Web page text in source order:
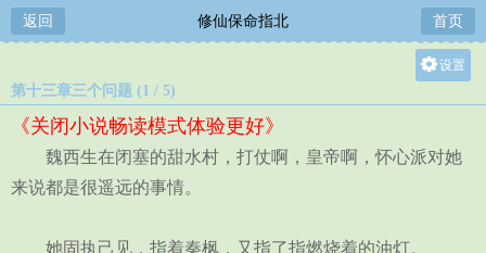
返回 修仙保命指北 首页
设置
中
第十三章三个问题 (1 / 5)
《关闭小说畅读模式体验更好》
魏西生在闭塞的甜水村，打仗啊，皇帝啊，怀心派对她
来说都是很遥远的事情。
她固执己见，指着秦枫，又指了指燃烧着的油灯。